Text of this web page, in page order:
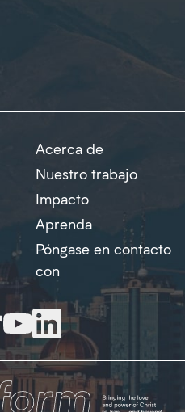
Acerca de
Nuestro trabajo
Impacto
Aprenda
Póngase en contacto
con